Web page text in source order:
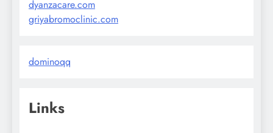
dyanzacare.com
griyabromoclinic.com
dominoqq
Links